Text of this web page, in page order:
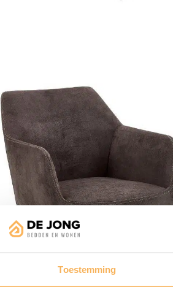
Toestemming